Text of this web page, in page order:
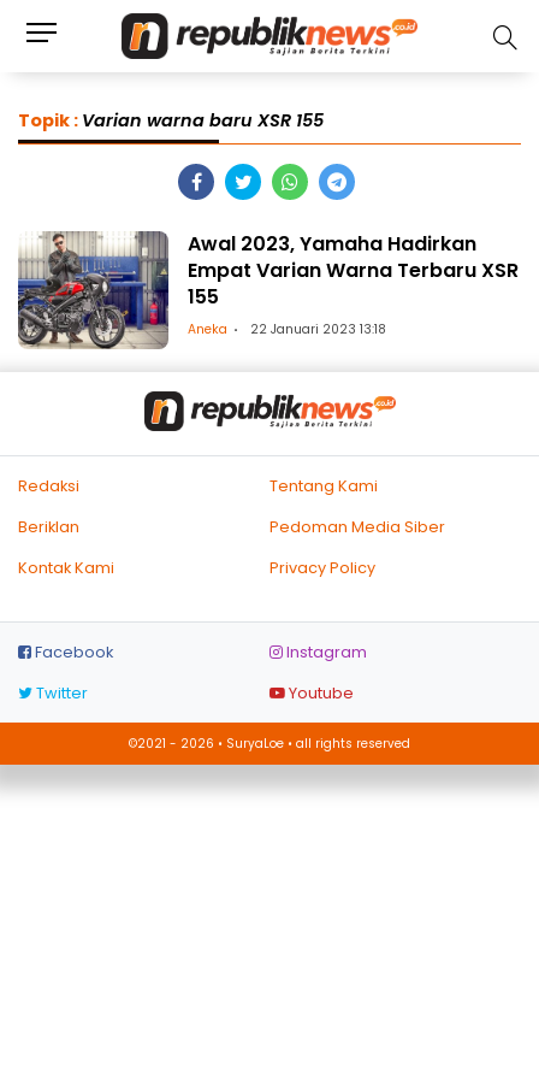
Topik : Varian warna baru XSR 155
Awal 2023, Yamaha Hadirkan
Empat Varian Warna Terbaru XSR
155
Aneka 22 Januari 2023 13:18
Redaksi
Tentang Kami
Beriklan
Pedoman Media Siber
Kontak Kami
Privacy Policy
Facebook
Instagram
Twitter
Youtube
©2021 - 2026 • SuryaLoe • all rights reserved